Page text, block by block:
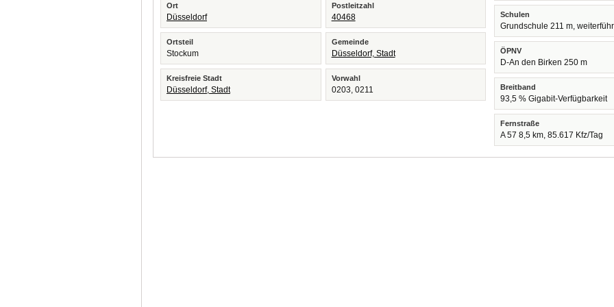
Ort
Düsseldorf
Postleitzahl
40468
Ortsteil
Stockum
Gemeinde
Düsseldorf, Stadt
Kreisfreie Stadt
Düsseldorf, Stadt
Vorwahl
0203, 0211
Schulen
Grundschule 211 m,
ÖPNV
D-An den Birken 250 m
Breitband
93,5 % Gigabit-Verfügbarkeit
Fernstraße
A 57 8,5 km, 85.617 Kfz/Tag